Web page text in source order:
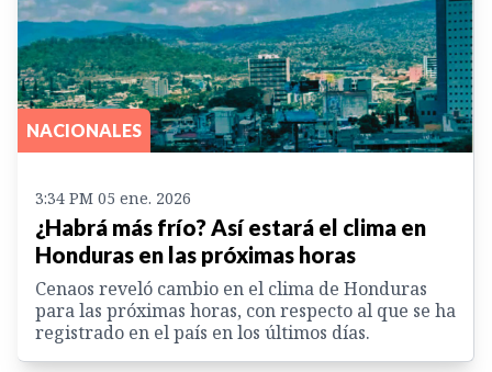
NACIONALES
3:34 PM 05 ene. 2026
¿Habrá más frío? Así estará el clima en
Honduras en las próximas horas
Cenaos reveló cambio en el clima de Honduras
para las próximas horas, con respecto al que se ha
registrado en el país en los últimos días.